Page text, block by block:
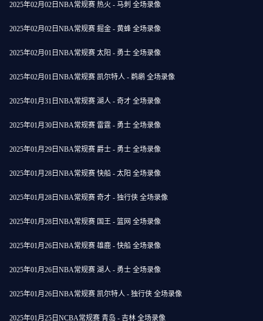
2025年02月02日NBA常规赛 热火 - 马刺 全场录像
2025年02月02日NBA常规赛 掘金 - 黄蜂 全场录像
2025年02月01日NBA常规赛 太阳 - 勇士 全场录像
2025年02月01日NBA常规赛 凯尔特人 - 鹈鹕 全场录像
2025年01月31日NBA常规赛 湖人 - 奇才 全场录像
2025年01月30日NBA常规赛 雷霆 - 勇士 全场录像
2025年01月29日NBA常规赛 爵士 - 勇士 全场录像
2025年01月28日NBA常规赛 快船 - 太阳 全场录像
2025年01月28日NBA常规赛 奇才 - 独行侠 全场录像
2025年01月28日NBA常规赛 国王 - 篮网 全场录像
2025年01月26日NBA常规赛 雄鹿 - 快船 全场录像
2025年01月26日NBA常规赛 湖人 - 勇士 全场录像
2025年01月26日NBA常规赛 凯尔特人 - 独行侠 全场录像
2025年01月25日NCBA常规赛 青岛 - 吉林 全场录像